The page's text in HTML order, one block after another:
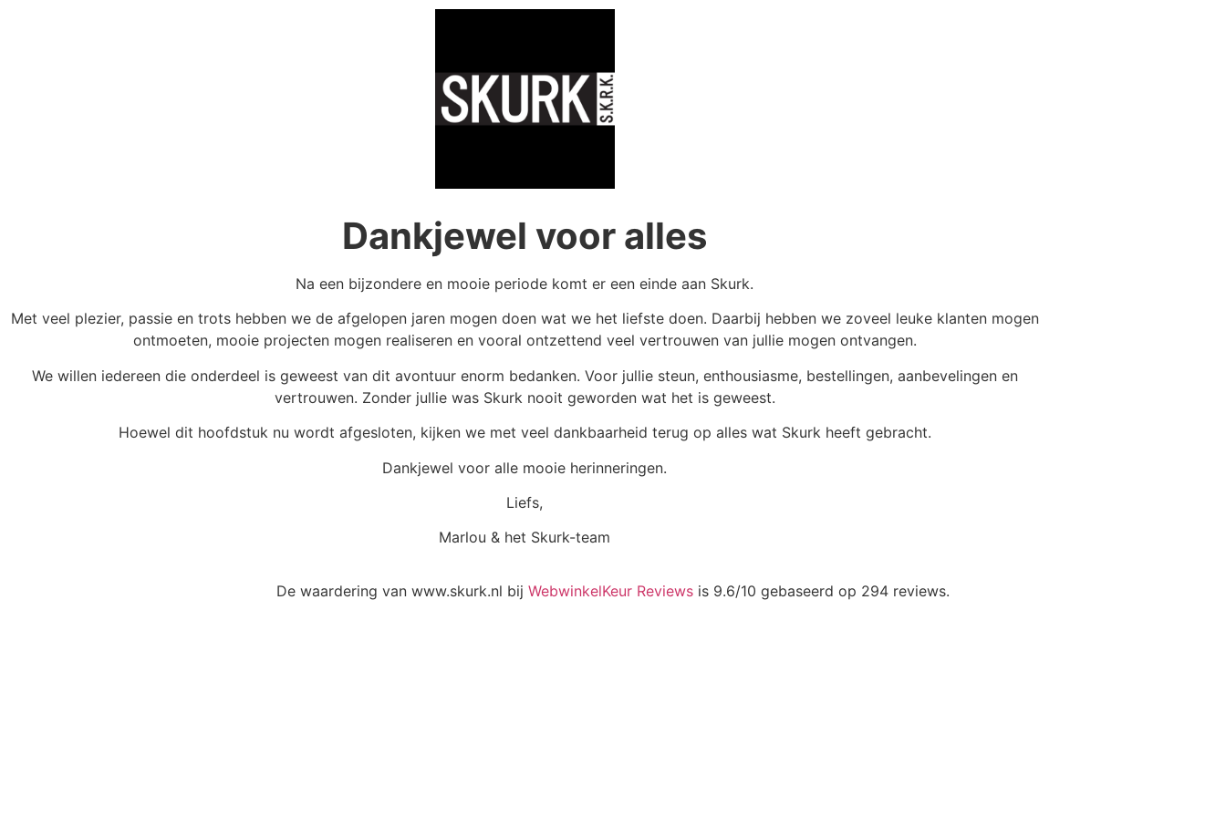
Dankjewel voor alles
Na een bijzondere en mooie periode komt er een einde aan Skurk.
Met veel plezier, passie en trots hebben we de afgelopen jaren mogen doen wat we het liefste doen. Daarbij hebben we zoveel leuke klanten mogen
ontmoeten, mooie projecten mogen realiseren en vooral ontzettend veel vertrouwen van jullie mogen ontvangen.
We willen iedereen die onderdeel is geweest van dit avontuur enorm bedanken. Voor jullie steun, enthousiasme, bestellingen, aanbevelingen en
vertrouwen. Zonder jullie was Skurk nooit geworden wat het is geweest.
Hoewel dit hoofdstuk nu wordt afgesloten, kijken we met veel dankbaarheid terug op alles wat Skurk heeft gebracht.
Dankjewel voor alle mooie herinneringen.
Liefs,
Marlou & het Skurk-team
De waardering van www.skurk.nl bij WebwinkelKeur Reviews is 9.6/10 gebaseerd op 294 reviews.